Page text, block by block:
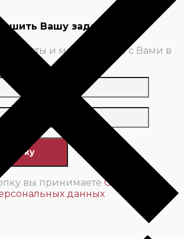
Вашу задачу
и мы свяжемся с Вами в
вы принимаетеСоглашение
данных